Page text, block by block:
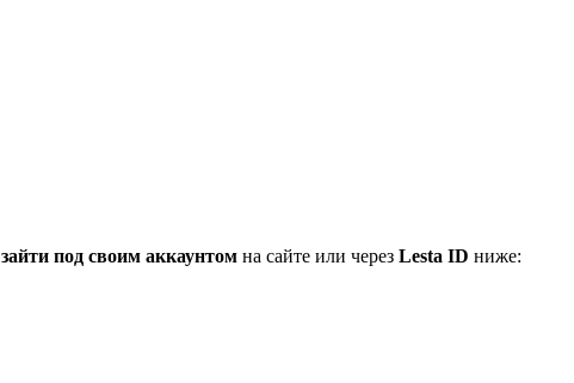
зайти под своим аккаунтом на сайте или через Lesta ID ниже: